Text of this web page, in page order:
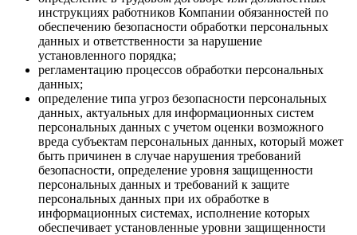
инструкциях работников Компании обязанностей по
обеспечению безопасности обработки персональных
данных и ответственности за нарушение
установленного порядка;
регламентацию процессов обработки персональных
данных;
определение типа угроз безопасности персональных
данных, актуальных для информационных систем
персональных данных с учетом оценки возможного
вреда субъектам персональных данных, который может
быть причинен в случае нарушения требований
безопасности, определение уровня защищенности
персональных данных и требований к защите
персональных данных при их обработке в
информационных системах, исполнение которых
обеспечивает установленные уровни защищенности